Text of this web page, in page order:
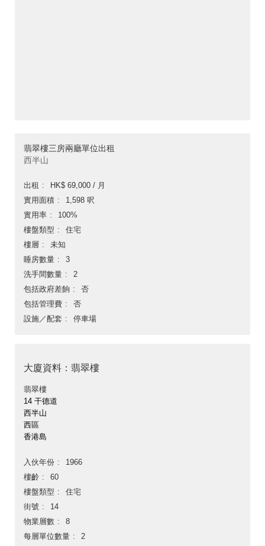
翡翠樓三房兩廳單位出租
西半山
出租
HK$ 69,000 / 月
實用面積
1,598 呎
實用率
100%
樓盤類型
住宅
樓層
未知
睡房數量
3
洗手間數量
2
包括政府差餉
否
包括管理費
否
設施／配套
停車場
大廈資料：翡翠樓
翡翠樓
14 干德道
西半山
西區
香港島
入伙年份
1966
樓齡
60
樓盤類型
住宅
街號
14
物業層數
8
每層單位數量
2